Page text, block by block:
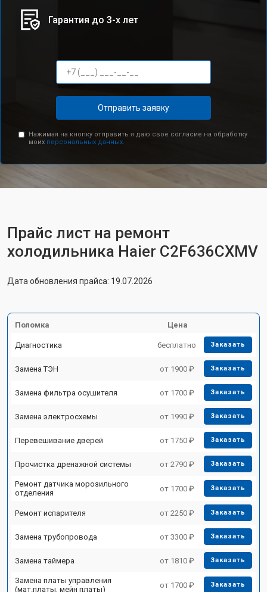
Гарантия до 3-х лет
Отправить заявку
Нажимая на кнопку отправить я даю свое согласие на обработку
моих персональных данных.
Прайс лист на ремонт
холодильника Haier C2F636CXMV
Дата обновления прайса: 19.07.2026
Поломка Цена
Диагностика бесплатно Заказать
Замена ТЭН от 1900 ₽ Заказать
Замена фильтра осушителя от 1700 ₽ Заказать
Замена электросхемы от 1990 ₽ Заказать
Перевешивание дверей от 1750 ₽ Заказать
Прочистка дренажной системы от 2790 ₽ Заказать
Ремонт датчика морозильного
отделения
от 1700 ₽ Заказать
Ремонт испарителя от 2250 ₽ Заказать
Замена трубопровода от 3300 ₽ Заказать
Замена таймера от 1810 ₽ Заказать
Замена платы управления
(мат.платы, мейн платы)
от 1700 ₽ Заказать